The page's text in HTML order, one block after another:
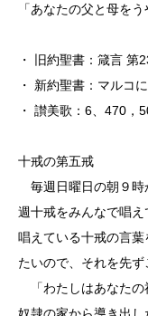
「あなたの父と母
・ 旧約聖書：箴言 第
・ 新約聖書：マルコ
・ 讃美歌：6、470，
十戒の第五戒
毎週日曜日の朝９時
週十戒をみんなで唱
唱えている十戒の言
たいので、それを先ず
「わたしはあなたの